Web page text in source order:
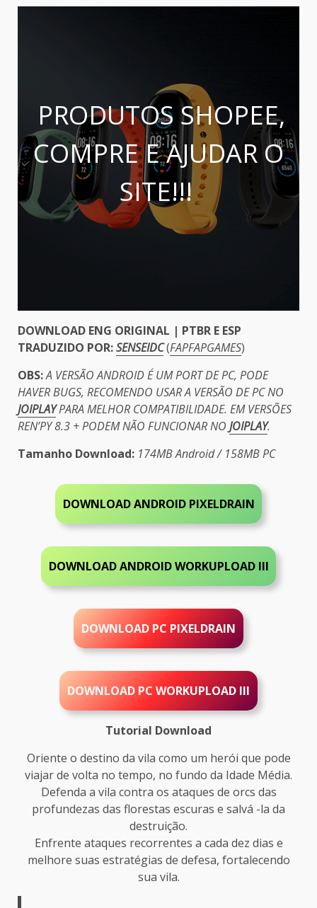
PRODUTOS SHOPEE,
COMPRE E AJUDAR O
SITE!!!
DOWNLOAD ENG ORIGINAL | PTBR E ESP
TRADUZIDO POR:SENSEIDC(FAPFAPGAMES)
OBS:A VERSÃO ANDROID É UM PORT DE PC, PODE
HAVER BUGS, RECOMENDO USAR A VERSÃO DE PC NO
JOIPLAYPARA MELHOR COMPATIBILIDADE. EM VERSÕES
REN’PY 8.3 + PODEM NÃO FUNCIONAR NO JOIPLAY.
Tamanho Download: 174MB Android / 158MB PC
DOWNLOAD ANDROID PIXELDRAIN
DOWNLOAD ANDROIDWORKUPLOAD III
DOWNLOAD PC PIXELDRAIN
DOWNLOAD PC WORKUPLOAD III
Tutorial Download
Oriente o destino da vila como um herói que pode
viajar de volta no tempo, no fundo da Idade Média.
Defenda a vila contra os ataques de orcs das
profundezas das florestas escuras e salvá -la da
destruição.
Enfrente ataques recorrentes a cada dez dias e
melhore suas estratégias de defesa, fortalecendo
sua vila.